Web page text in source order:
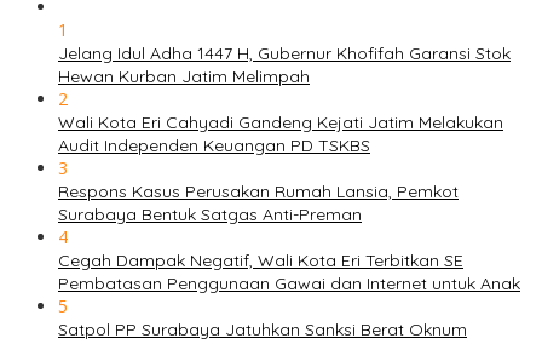
1
Jelang Idul Adha 1447 H, Gubernur Khofifah Garansi Stok
Hewan Kurban Jatim Melimpah
2
Wali Kota Eri Cahyadi Gandeng Kejati Jatim Melakukan
Audit Independen Keuangan PD TSKBS
3
Respons Kasus Perusakan Rumah Lansia, Pemkot
Surabaya Bentuk Satgas Anti-Preman
4
Cegah Dampak Negatif, Wali Kota Eri Terbitkan SE
Pembatasan Penggunaan Gawai dan Internet untuk Anak
5
Satpol PP Surabaya Jatuhkan Sanksi Berat Oknum